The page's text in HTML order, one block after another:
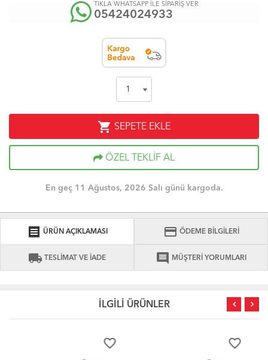
TIKLA WHATSAPP İLE SİPARİŞ VER
05424024933
shopping_cart SEPETE EKLE
ÖZEL TEKLİF AL
En geç 11 Ağustos, 2026 Salı günü kargoda.
receipt ÜRÜN AÇIKLAMASI credit_card ÖDEME BİLGİLERİ
local_shipping TESLİMAT VE İADE comment MÜŞTERİ YORUMLARI
İLGİLİ ÜRÜNLER
favorite_border favorite_border